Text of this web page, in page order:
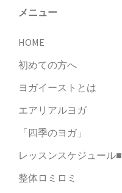
メニュー
HOME
初めての方へ
ヨガイーストとは
エアリアルヨガ
「四季のヨガ」
レッスンスケジュール■
整体ロミロミ